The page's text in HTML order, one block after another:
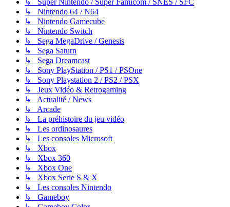
↳ Nintendo 64 / N64
↳ Nintendo Gamecube
↳ Nintendo Switch
↳ Sega MegaDrive / Genesis
↳ Sega Saturn
↳ Sega Dreamcast
↳ Sony PlayStation / PS1 / PSOne
↳ Sony Playstation 2 / PS2 / PSX
↳ Jeux Vidéo & Retrogaming
↳ Actualité / News
↳ Arcade
↳ La préhistoire du jeu vidéo
↳ Les ordinosaures
↳ Les consoles Microsoft
↳ Xbox
↳ Xbox 360
↳ Xbox One
↳ Xbox Serie S & X
↳ Les consoles Nintendo
↳ Gameboy